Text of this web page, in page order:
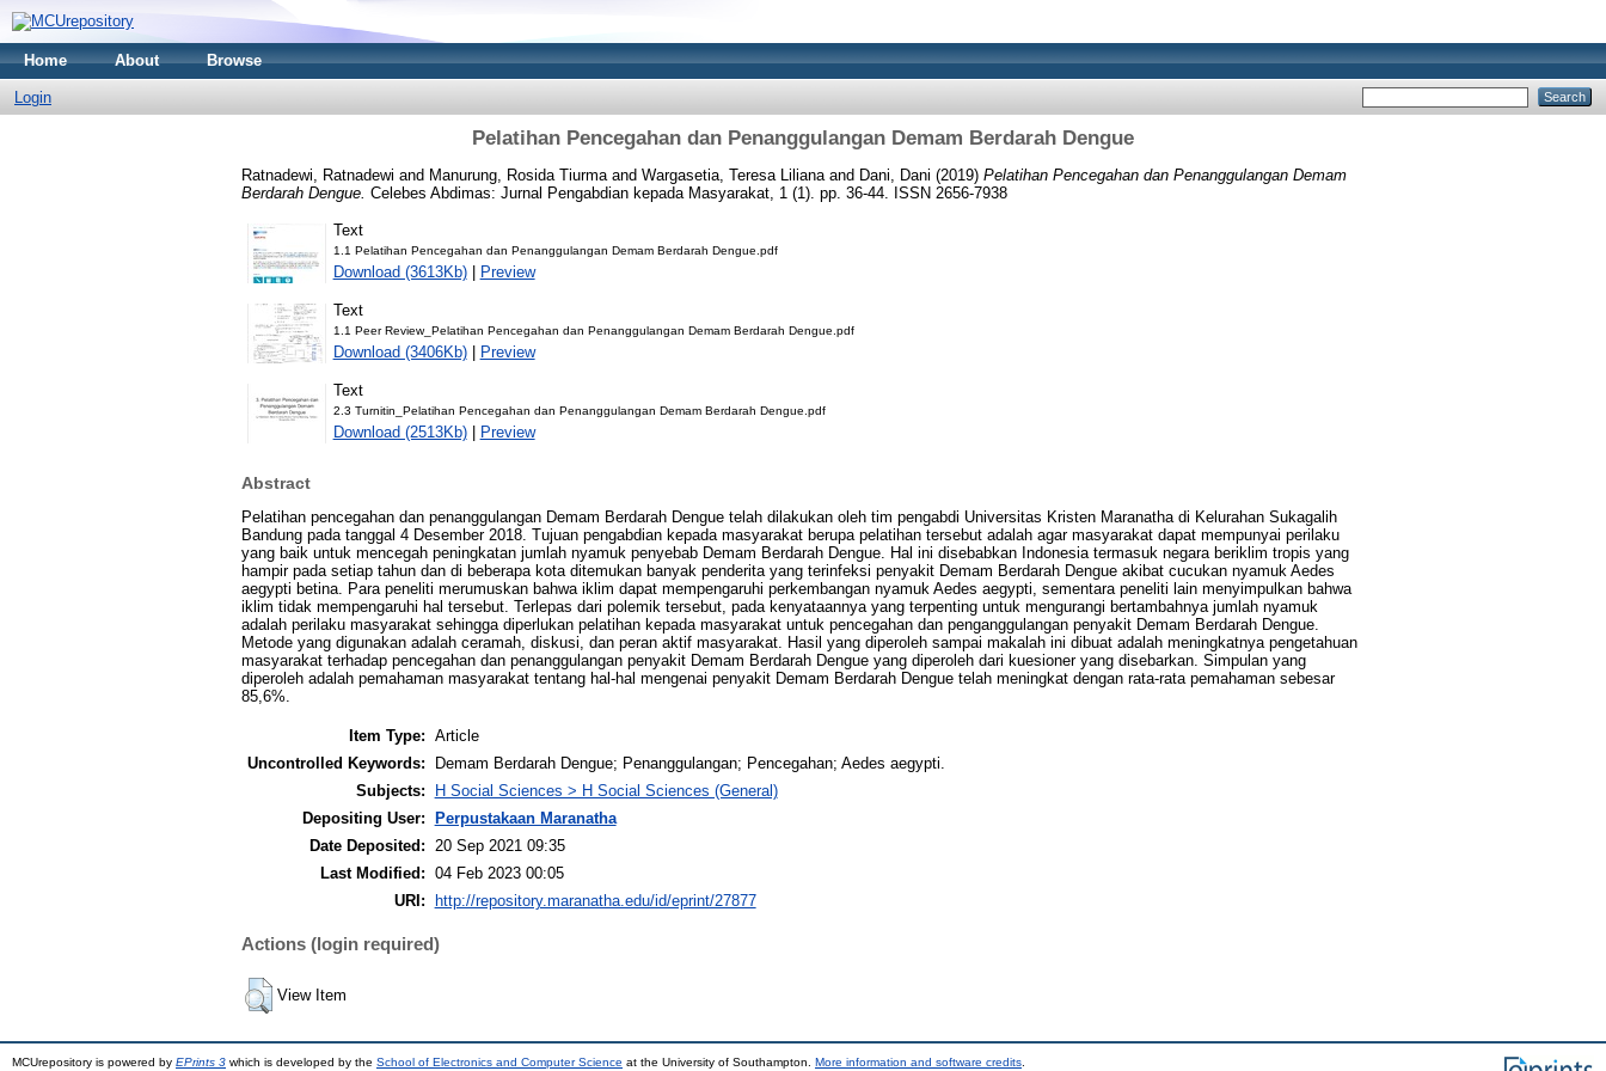
Home About Browse
Login
Pelatihan Pencegahan dan Penanggulangan Demam Berdarah Dengue
Ratnadewi, Ratnadewi and Manurung, Rosida Tiurmaand Wargasetia, Teresa Lilianaand Dani, Dani (2019) Pelatihan Pencegahan dan Penanggulangan Demam
Berdarah Dengue. Celebes Abdimas: Jurnal Pengabdian kepada Masyarakat, 1 (1). pp. 36-44. ISSN 2656-7938
Text
1.1 Pelatihan Pencegahan dan Penanggulangan Demam Berdarah Dengue.pdf
Download (3613Kb)| Preview
Text
1.1 Peer Review_Pelatihan Pencegahan dan Penanggulangan Demam Berdarah Dengue.pdf
Download (3406Kb)| Preview
Text
2.3 Turnitin_Pelatihan Pencegahan dan Penanggulangan Demam Berdarah Dengue.pdf
Download (2513Kb)| Preview
Abstract
Pelatihan pencegahan dan penanggulangan Demam Berdarah Dengue telah dilakukan oleh tim pengabdi Universitas Kristen Maranatha di Kelurahan Sukagalih
Bandung pada tanggal 4 Desember 2018. Tujuan pengabdian kepada masyarakat berupa pelatihan tersebut adalah agar masyarakat dapat mempunyai perilaku
yang baik untuk mencegah peningkatan jumlah nyamuk penyebab Demam Berdarah Dengue. Hal ini disebabkan Indonesia termasuk negara beriklim tropis yang
hampir pada setiap tahun dan di beberapa kota ditemukan banyak penderita yang terinfeksi penyakit Demam Berdarah Dengue akibat cucukan nyamuk Aedes
aegypti betina. Para peneliti merumuskan bahwa iklim dapat mempengaruhi perkembangan nyamuk Aedes aegypti, sementara peneliti lain menyimpulkan bahwa
iklim tidak mempengaruhi hal tersebut. Terlepas dari polemik tersebut, pada kenyataannya yang terpenting untuk mengurangi bertambahnya jumlah nyamuk
adalah perilaku masyarakat sehingga diperlukan pelatihan kepada masyarakat untuk pencegahan dan penganggulangan penyakit Demam Berdarah Dengue.
Metode yang digunakan adalah ceramah, diskusi, dan peran aktif masyarakat. Hasil yang diperoleh sampai makalah ini dibuat adalah meningkatnya pengetahuan
masyarakat terhadap pencegahan dan penanggulangan penyakit Demam Berdarah Dengue yang diperoleh dari kuesioner yang disebarkan. Simpulan yang
diperoleh adalah pemahaman masyarakat tentang hal-hal mengenai penyakit Demam Berdarah Dengue telah meningkat dengan rata-rata pemahaman sebesar
85,6%.
Item Type: Article
Uncontrolled Keywords:
Demam Berdarah Dengue; Penanggulangan; Pencegahan; Aedes aegypti.
Subjects:
H Social Sciences > H Social Sciences (General)
Depositing User:
Perpustakaan Maranatha
Date Deposited:
20 Sep 2021 09:35
Last Modified: 04 Feb 2023 00:05
URI:
http://repository.maranatha.edu/id/eprint/27877
Actions (login required)
View Item
MCUrepository is powered by EPrints 3 which is developed by the School of Electronics and Computer Science at the University of Southampton. More information and software credits